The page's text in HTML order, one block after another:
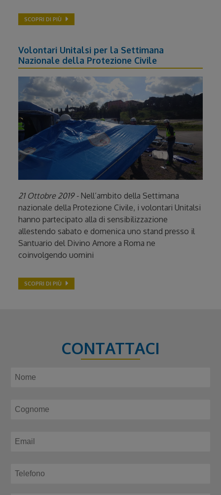
SCOPRI DI PIÙ
Volontari Unitalsi per la Settimana
Nazionale della Protezione Civile
21 Ottobre 2019 - Nell’ambito della Settimana
nazionale della Protezione Civile, i volontari Unitalsi
hanno partecipato alla di sensibilizzazione
allestendo sabato e domenica uno stand presso il
Santuario del Divino Amore a Roma ne
coinvolgendo uomini
SCOPRI DI PIÙ
CONTATTACI